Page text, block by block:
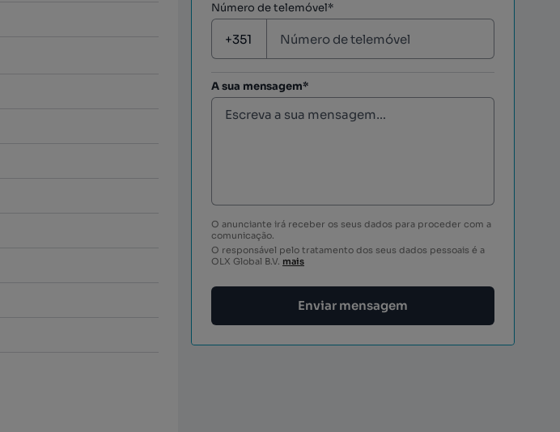
Número de telemóvel*
A sua mensagem*
O anunciante irá receber os seus dados para proceder com a
comunicação.
O responsável pelo tratamento dos seus dados pessoais é a
OLX Global B.V. mais
Enviar mensagem